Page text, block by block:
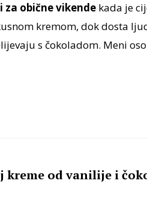
za obične vikendekada je
kremom, dok dosta
s čokoladom. Meni
kreme od vanilije i